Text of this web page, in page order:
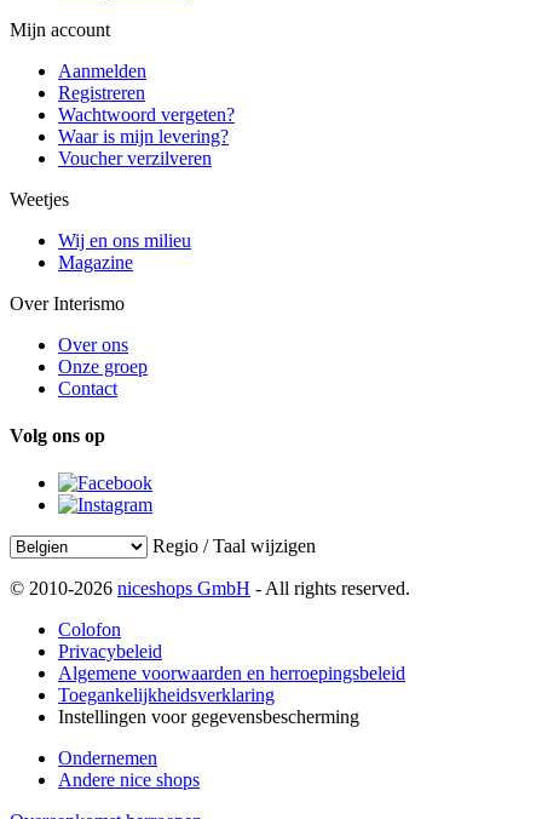
Mijn account
Aanmelden
Registreren
Wachtwoord vergeten?
Waar is mijn levering?
Voucher verzilveren
Weetjes
Wij en ons milieu
Magazine
Over Interismo
Over ons
Onze groep
Contact
Volg ons op
Regio / Taal wijzigen
© 2010-2026 niceshops GmbH - All rights reserved.
Colofon
Privacybeleid
Algemene voorwaarden en herroepingsbeleid
Toegankelijkheidsverklaring
Instellingen voor gegevensbescherming
Ondernemen
Andere nice shops